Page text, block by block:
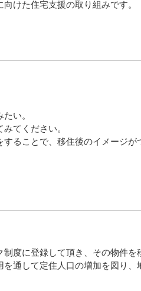
けた住宅支援の取り組みです。
い。
てください。
ることで、移住後のイメージが
度に登録して頂き、その物件を
通して定住人口の増加を図り、